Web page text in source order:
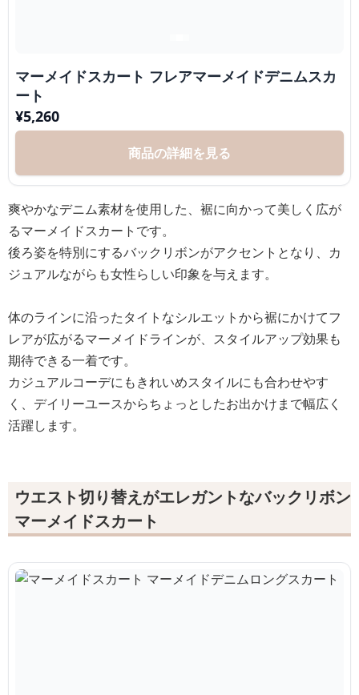
マーメイドスカート フレアマーメイドデニムスカ
ート
¥5,260
商品の詳細を見る
爽やかなデニム素材を使用した、裾に向かって美しく広が
るマーメイドスカートです。
後ろ姿を特別にするバックリボンがアクセントとなり、カ
ジュアルながらも女性らしい印象を与えます。
体のラインに沿ったタイトなシルエットから裾にかけてフ
レアが広がるマーメイドラインが、スタイルアップ効果も
期待できる一着です。
カジュアルコーデにもきれいめスタイルにも合わせやす
く、デイリーユースからちょっとしたお出かけまで幅広く
活躍します。
ウエスト切り替えがエレガントなバックリボン
マーメイドスカート